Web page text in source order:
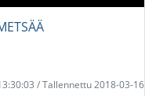
/ Tallennettu 2018-03-16